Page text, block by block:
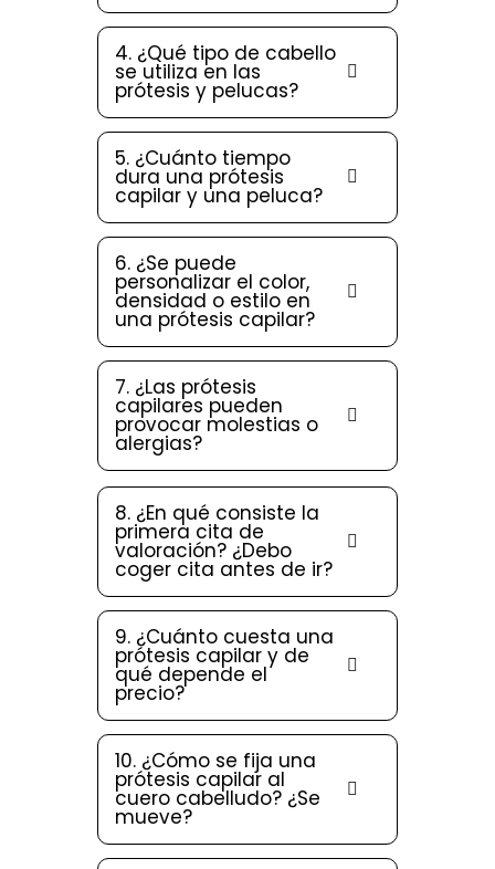
4. ¿Qué tipo de cabello
se utiliza en las
prótesis y pelucas?
5. ¿Cuánto tiempo
dura una prótesis
capilar y una peluca?
6. ¿Se puede
personalizar el color,
densidad o estilo en
una prótesis capilar?
7. ¿Las prótesis
capilares pueden
provocar molestias o
alergias?
8. ¿En qué consiste la
primera cita de
valoración? ¿Debo
coger cita antes de ir?
9. ¿Cuánto cuesta una
prótesis capilar y de
qué depende el
precio?
10. ¿Cómo se fija una
prótesis capilar al
cuero cabelludo? ¿Se
mueve?